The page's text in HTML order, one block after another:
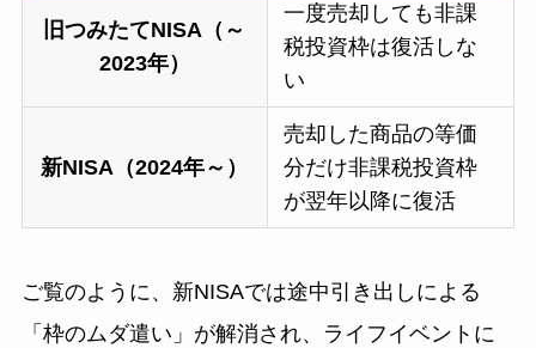
旧つみたてNISA（～
2023年）
一度売却しても非課
税投資枠は復活しな
い
新NISA（2024年～）
売却した商品の等価
分だけ非課税投資枠
が翌年以降に復活
ご覧のように、新NISAでは途中引き出しによる
「枠のムダ遣い」が解消され、ライフイベントに